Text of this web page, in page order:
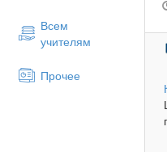
Всем
учителям
Прочее